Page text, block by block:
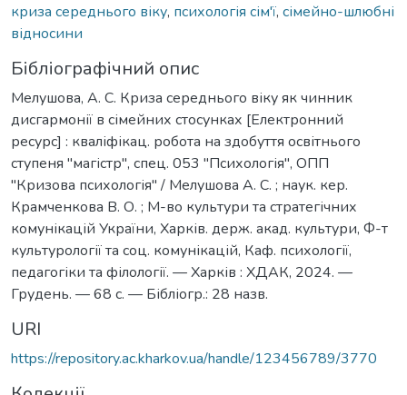
криза середнього віку, психологія сім'ї, сімейно-шлюбні
відносини
Бібліографічний опис
Мелушова, А. С. Криза середнього віку як чинник
дисгармонії в сімейних стосунках [Електронний
ресурс] : кваліфікац. робота на здобуття освітнього
ступеня "магістр", спец. 053 "Психологія", ОПП
"Кризова психологія" / Мелушова А. С. ; наук. кер.
Крамченкова В. О. ; М-во культури та стратегічних
комунікацій України, Харків. держ. акад. культури, Ф-т
культурології та соц. комунікацій, Каф. психології,
педагогіки та філології. — Харків : ХДАК, 2024. —
Грудень. — 68 с. — Бібліогр.: 28 назв.
URI
https://repository.ac.kharkov.ua/handle/123456789/3770